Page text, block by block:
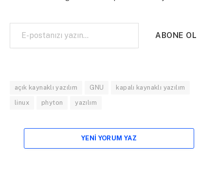
E-postanızı yazın…
ABONE OL
açık kaynaklı yazılım GNU kapalı kaynaklı yazılım
linux phyton yazılım
YENI YORUM YAZ